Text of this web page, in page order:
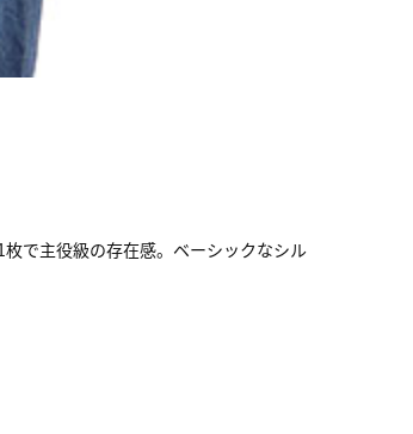
で主役級の存在感。ベーシックなシル